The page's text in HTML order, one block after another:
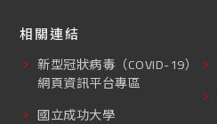
相關連結
新型冠狀病毒（COVID-19）
網頁資訊平台專區
國立成功大學